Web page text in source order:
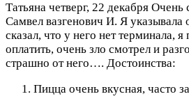
Татьяна четверг, 22 декабря Очень
Самвел вазгенович И. Я указывала
сказал, что у него нет терминала,
оплатить, очень зло смотрел и
страшно от него…. Достоинства:
Пицца очень вкусная, часто